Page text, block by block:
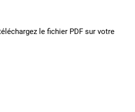
le fichier PDF sur votre